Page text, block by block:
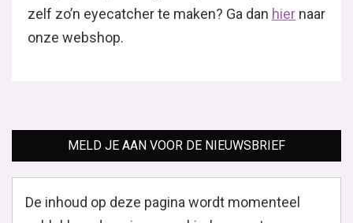
zelf zo’n eyecatcher te maken? Ga dan hier naar
onze webshop.
MELD JE AAN VOOR DE NIEUWSBRIEF
De inhoud op deze pagina wordt momenteel